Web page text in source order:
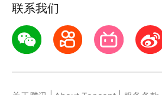
联系我们